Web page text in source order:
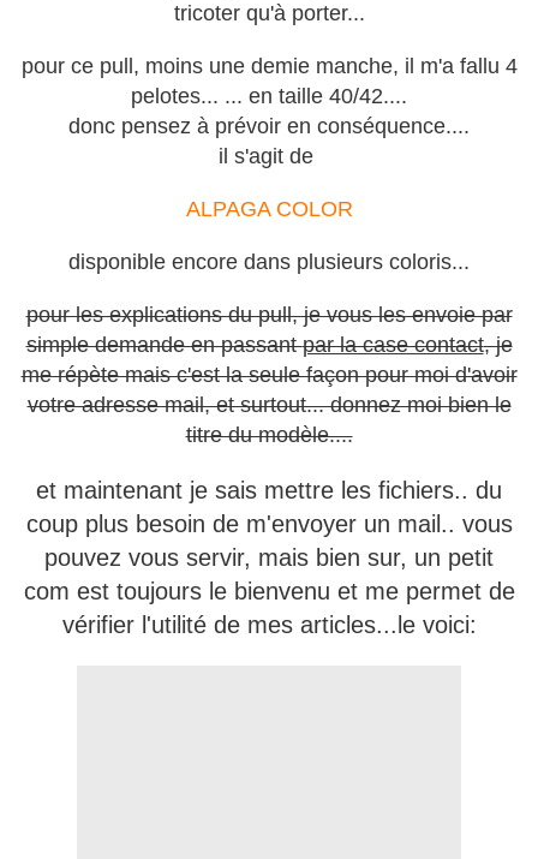
tricoter qu'à porter...
pour ce pull, moins une demie manche, il m'a fallu 4
pelotes... ... en taille 40/42....
donc pensez à prévoir en conséquence....
il s'agit de
ALPAGA COLOR
disponible encore dans plusieurs coloris...
pour les explications du pull, je vous les envoie par
simple demande en passantpar la case contact, je
me répète mais c'est la seule façon pour moi d'avoir
votre adresse mail, et surtout... donnez moi bien le
titre du modèle....
et maintenant je sais mettre les fichiers.. du
coup plus besoin de m'envoyer un mail.. vous
pouvez vous servir, mais bien sur, un petit
com est toujours le bienvenu et me permet de
vérifier l'utilité de mes articles...le voici: